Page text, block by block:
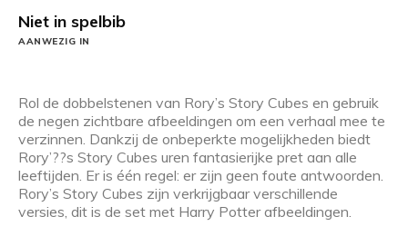
Niet in spelbib
AANWEZIG IN
Rol de dobbelstenen van Rory’s Story Cubes en gebruik
de negen zichtbare afbeeldingen om een verhaal mee te
verzinnen. Dankzij de onbeperkte mogelijkheden biedt
Rory’??s Story Cubes uren fantasierijke pret aan alle
leeftijden. Er is één regel: er zijn geen foute antwoorden.
Rory’s Story Cubes zijn verkrijgbaar verschillende
versies, dit is de set met Harry Potter afbeeldingen.